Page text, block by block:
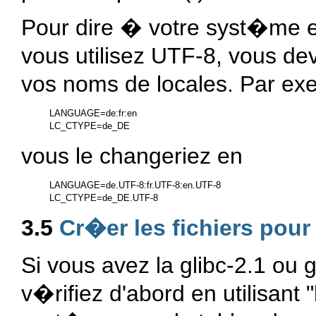
Pour dire � votre syst�me
vous utilisez UTF-8, vous
vos noms de locales. Par
LANGUAGE=de:fr:en
vous le changeriez en
LANGUAGE=de.UTF-8:fr.UTF-8:en.UTF-8
3.5 Cr�er les fichiers
Si vous avez la glibc-2.1 ou
v�rifiez d'abord en utilisant